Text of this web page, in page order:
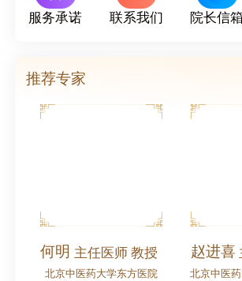
服务承诺 联系我们 院长信箱
推荐专家
何明 主任医师 教授
北京中医药大学东方医院
赵进喜
北京中医